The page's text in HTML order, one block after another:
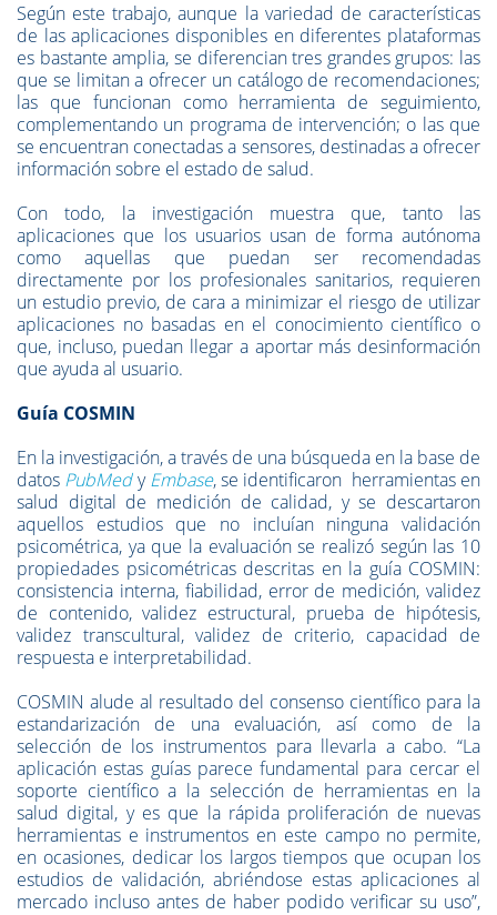
Según este trabajo, aunque la variedad de características
de las aplicaciones disponibles en diferentes plataformas
es bastante amplia, se diferencian tres grandes grupos: las
que se limitan a ofrecer un catálogo de recomendaciones;
las que funcionan como herramienta de seguimiento,
complementando un programa de intervención; o las que
se encuentran conectadas a sensores, destinadas a ofrecer
información sobre el estado de salud.
Con todo, la investigación muestra que, tanto las
aplicaciones que los usuarios usan de forma autónoma
como aquellas que puedan ser recomendadas
directamente por los profesionales sanitarios, requieren
un estudio previo, de cara a minimizar el riesgo de utilizar
aplicaciones no basadas en el conocimiento científico o
que, incluso, puedan llegar a aportar más desinformación
que ayuda al usuario.
Guía COSMIN
En la investigación, a través de una búsqueda en la base de
datos PubMedyEmbase, se identificaron herramientas en
salud digital de medición de calidad, y se descartaron
aquellos estudios que no incluían ninguna validación
psicométrica, ya que la evaluación se realizó según las 10
propiedades psicométricas descritas en la guía COSMIN:
consistencia interna, fiabilidad, error de medición, validez
de contenido, validez estructural, prueba de hipótesis,
validez transcultural, validez de criterio, capacidad de
respuesta e interpretabilidad.
COSMIN alude al resultado del consenso científico para la
estandarización de una evaluación, así como de la
selección de los instrumentos para llevarla a cabo. “La
aplicación estas guías parece fundamental para cercar el
soporte científico a la selección de herramientas en la
salud digital, y es que la rápida proliferación de nuevas
herramientas e instrumentos en este campo no permite,
en ocasiones, dedicar los largos tiempos que ocupan los
estudios de validación, abriéndose estas aplicaciones al
mercado incluso antes de haber podido verificar su uso”,